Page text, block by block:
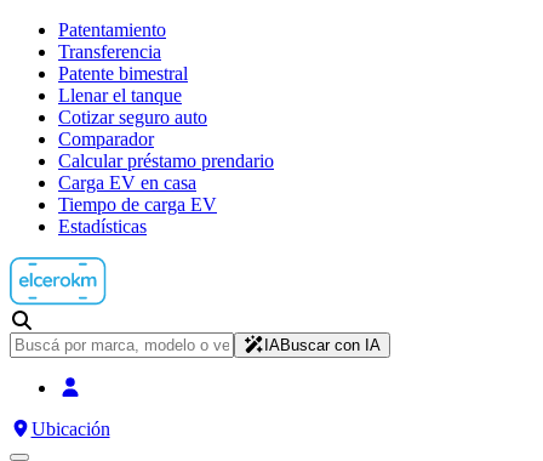
Patentamiento
Transferencia
Patente bimestral
Llenar el tanque
Cotizar seguro auto
Comparador
Calcular préstamo prendario
Carga EV en casa
Tiempo de carga EV
Estadísticas
IABuscar con IA
Ubicación